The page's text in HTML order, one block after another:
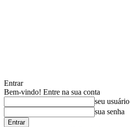
Entrar
Bem-vindo! Entre na sua conta
seu usuário
sua senha